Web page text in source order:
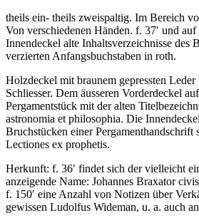
theils ein- theils zweispaltig. Im Bereich
Von verschiedenen Händen. f. 37′ und
Innendeckel alte Inhaltsverzeichnisse des
verzierten Anfangsbuchstaben in roth.
Holzdeckel mit braunem gepressten Leder
Schliesser. Dem äusseren Vorderdeckel
Pergamentstück mit der alten
astronomia et philosophia. Die
Bruchstücken einer Pergamenthandschrift
Lectiones ex prophetis.
Herkunft: f. 36′ findet sich der vielleicht
anzeigende Name: Johannes Braxator
f. 150′ eine Anzahl von Notizen über
gewissen Ludolfus Wideman, u. a. auch